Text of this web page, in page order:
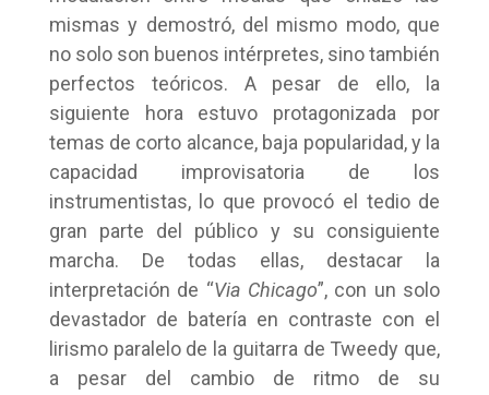
mismas y demostró, del mismo modo, que
no solo son buenos intérpretes, sino también
perfectos teóricos. A pesar de ello, la
siguiente hora estuvo protagonizada por
temas de corto alcance, baja popularidad, y la
capacidad improvisatoria de los
instrumentistas, lo que provocó el tedio de
gran parte del público y su consiguiente
marcha. De todas ellas, destacar la
interpretación de “Via Chicago”, con un solo
devastador de batería en contraste con el
lirismo paralelo de la guitarra de Tweedy que,
a pesar del cambio de ritmo de su